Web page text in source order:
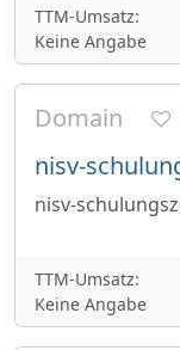
TTM-Umsatz:
Keine Angabe
Domain
nisv-
nisv-
TTM-Umsatz:
Keine Angabe